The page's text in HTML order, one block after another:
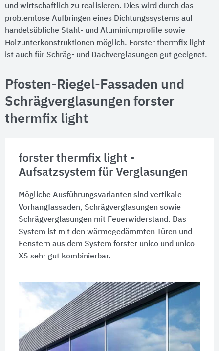
und wirtschaftlich zu realisieren. Dies wird durch das
problemlose Aufbringen eines Dichtungssystems auf
handelsübliche Stahl- und Aluminiumprofile sowie
Holzunterkonstruktionen möglich. Forster thermfix light
ist auch für Schräg- und Dachverglasungen gut geeignet.
Pfosten-Riegel-Fassaden und
Schrägverglasungen forster
thermfix light
forster thermfix light -
Aufsatzsystem für Verglasungen
Mögliche Ausführungsvarianten sind vertikale
Vorhangfassaden, Schrägverglasungen sowie
Schrägverglasungen mit Feuerwiderstand. Das
System ist mit den wärmegedämmten Türen und
Fenstern aus dem System forster unico und unico
XS sehr gut kombinierbar.